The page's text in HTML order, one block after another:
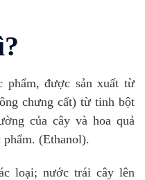
phẩm, được sản xuất từ
chưng cất) từ tinh bột
của cây và hoa quả
(Ethanol).
loại; nước trái cây lên